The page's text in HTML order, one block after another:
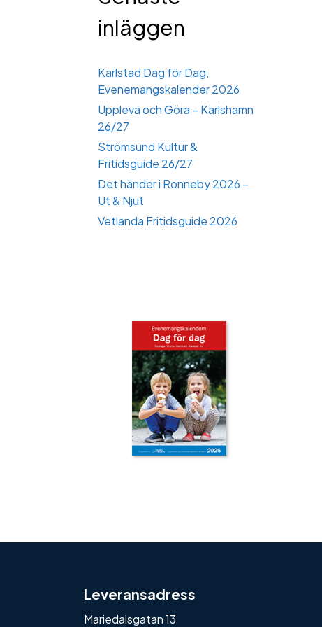
inläggen
Karlstad Dag för Dag,
Evenemangskalender 2026
Uppleva och Göra – Karlshamn
26/27
Strömsund Kultur &
Fritidsguide 26/27
Det händer i Ronneby 2026 –
Ut & Njut
Vetlanda Fritidsguide 2026
Leveransadress
Mariedalsgatan 13